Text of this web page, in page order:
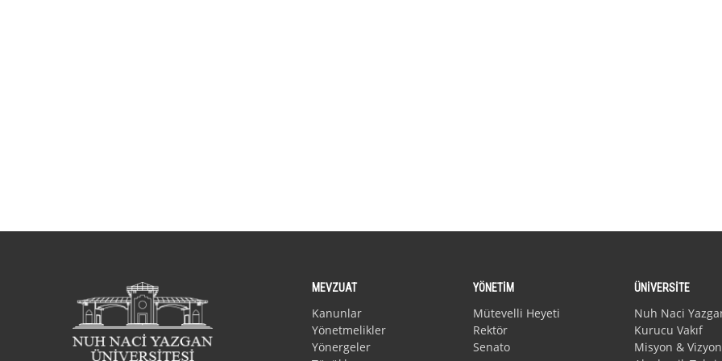
MEVZUAT
Kanunlar
Yönetmelikler
Yönergeler
YÖNETİM
Mütevelli Heyeti
Rektör
Senato
ÜNİVERSİTE
Nuh Naci
Kurucu Vakıf
Misyon & Vizyon